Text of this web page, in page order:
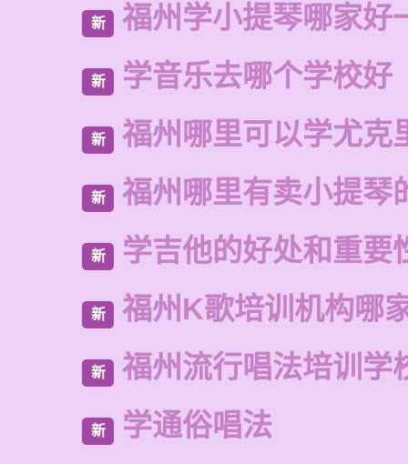
新 福州学小提琴哪家好
新 学音乐去哪个学校好
新 福州哪里可以学尤克
新 福州哪里有卖小提琴
新 学吉他的好处和重要
新 福州K歌培训机构哪
新 福州流行唱法培训学
新 学通俗唱法